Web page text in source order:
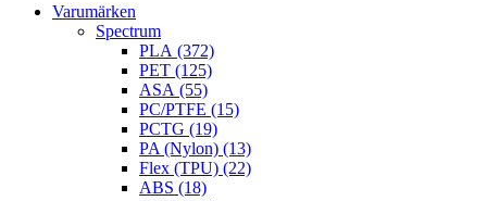
Varumärken
Spectrum
PLA (372)
PET (125)
ASA (55)
PC/PTFE (15)
PCTG (19)
PA (Nylon) (13)
Flex (TPU) (22)
ABS (18)